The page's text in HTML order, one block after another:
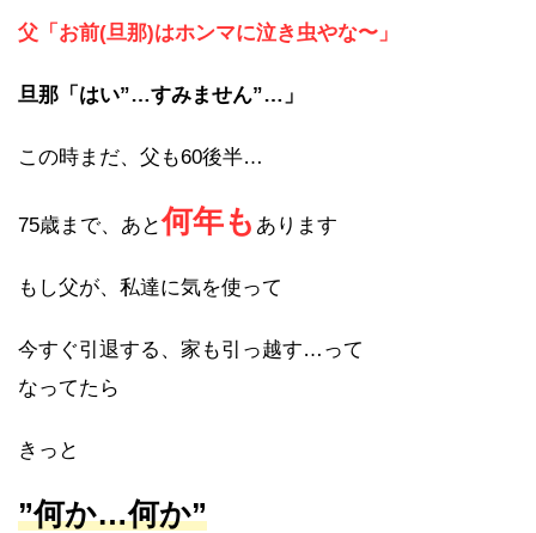
父「お前(旦那)はホンマに泣き虫やな〜」
旦那「はい”…すみません”…」
この時まだ、父も60後半…
75歳まで、あと何年も あります
もし父が、私達に気を使って
今すぐ引退する、家も引っ越す…って
なってたら
きっと
”何か…何か”